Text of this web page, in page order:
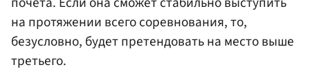
на протяжении всего соревнования, то,
безусловно, будет претендовать на место выше
третьего.